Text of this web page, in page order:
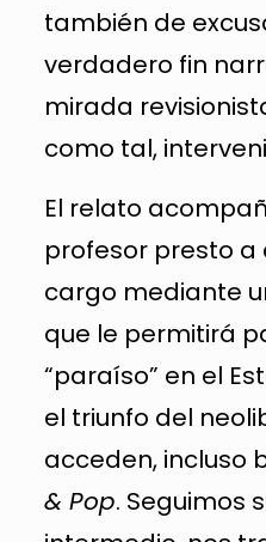
también de
verdadero fin
mirada
como tal,
El relato
profesor presto a
cargo mediante
que le permitirá
“paraíso” en el
el triunfo del
acceden, incluso
& Pop. Seguimos